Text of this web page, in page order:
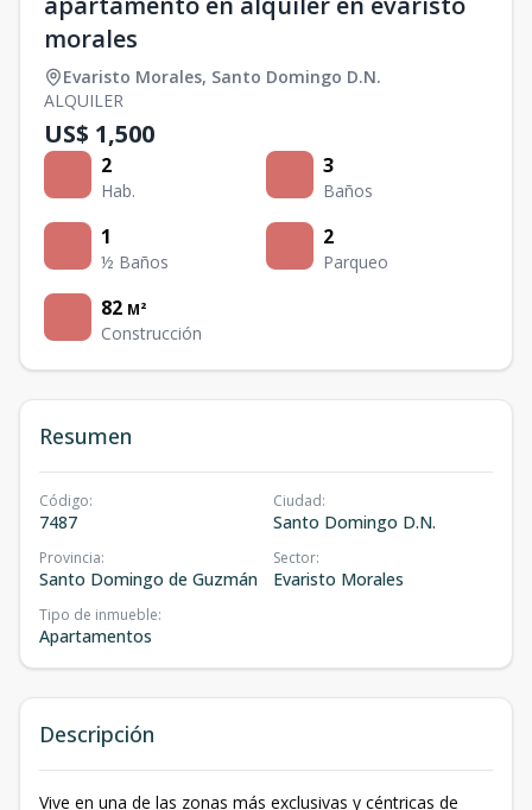
morales
Evaristo Morales, Santo Domingo D.N.
ALQUILER
US$ 1,500
2
Hab.
3
Baños
1
½ Baños
2
Parqueo
82 M²
Construcción
Resumen
Código:
7487
Ciudad:
Santo Domingo D.N.
Provincia:
Santo Domingo de Guzmán
Sector:
Evaristo Morales
Tipo de inmueble:
Apartamentos
Descripción
Vive en una de las zonas más exclusivas y céntricas de